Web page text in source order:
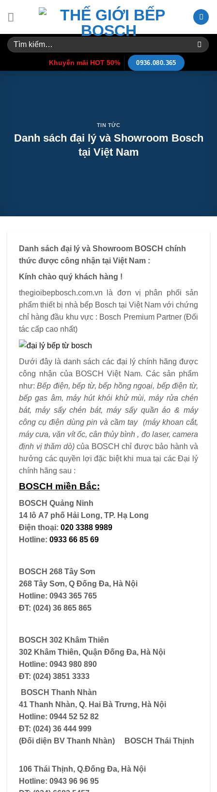
Tìm
kiếm:
Khuyến mãi HOT 50% 0936.080.365
TIN TỨC
Danh sách đại lý và Showroom Bosch
tại Việt Nam
Danh sách đại lý và Showroom BOSCH chính
thức được công nhận tại Việt Nam :
Kính chào quý khách hàng !
thegioibepbosch.com.vn là đơn vị phân phối sản
phẩm thiết bị nhà bếp Bosch tại Việt Nam với chứng
chỉ hàng đầu khu vực : Bosch Premium Partner (Đối
tác cấp cao nhất)
Dưới đây là danh sách các đại lý chính hãng được
công nhận của BOSCH Việt Nam. Các sản phẩm
như: Bếp điện, bếp từ, bếp hồng ngoại, bếp điện từ,
bếp gas âm, máy hút khói khử mùi, máy rửa chén
bát, máy sấy chén bát, máy sấy quần áo & máy
công cụ điện dùng pin và cầm tay (máy khoan cắt,
máy cưa, vặn vít ốc, cân thủy bình , đo laser, camera
định vị thăm dò) của BOSCH chỉ được bảo hành và
hưởng các quyền lợi đặc biệt khi mua tại các Đại lý
chính hãng sau :
BOSCH miền Bắc:
BOSCH Quảng Ninh
14 lô A7 phố Hải Long, TP. Hạ Long
Điện thoại: 020 3388 9989
Hotline: 0933 66 85 69
BOSCH 268 Tây Sơn
268 Tây Sơn, Q Đống Đa, Hà Nội
Hotline: 0943 365 765
ĐT: (024) 36 865 865
BOSCH 302 Khâm Thiên
302 Khâm Thiên, Quận Đống Đa, Hà Nội
Hotline: 0943 980 890
ĐT: (024) 3851 3333
BOSCH Thanh Nhàn
41 Thanh Nhàn, Q. Hai Bà Trưng, Hà Nội
Hotline: 0944 52 52 82
ĐT: (024) 36 444 999
(Đối diện BV Thanh Nhàn)
BOSCH Thái Thịnh
106 Thái Thịnh, Q.Đống Đa, Hà Nội
Hotline: 0943 96 96 95